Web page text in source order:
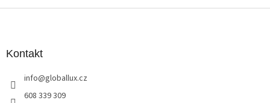
Kontakt
info@globallux.cz
608 339 309